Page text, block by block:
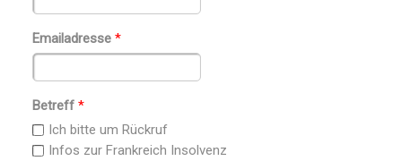
Emailadresse *
Betreff *
Ich bitte um Rückruf
Infos zur Frankreich Insolvenz